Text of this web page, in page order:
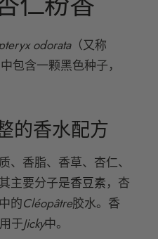
odorata（又称
包含一颗黑色种子，
的香水配方
、香脂、香草、杏仁、
主要分子是香豆素，杏
的Cléopâtre胶水。香
于Jicky中。